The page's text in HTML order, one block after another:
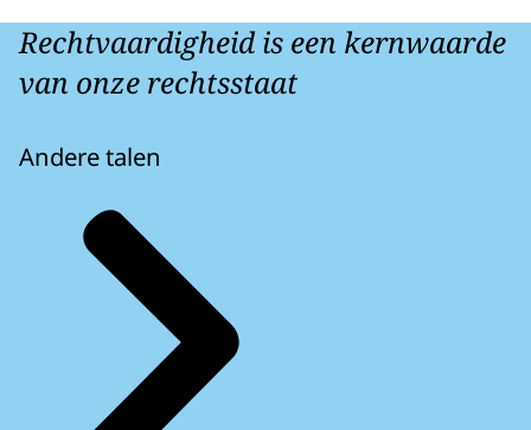
Rechtvaardigheid is een kernwaarde
van onze rechtsstaat
Andere talen